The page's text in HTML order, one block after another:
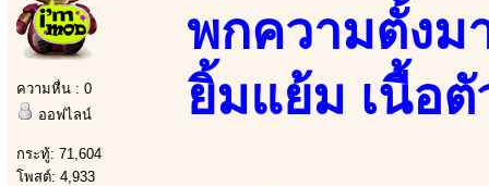
ความหื่น : 0
ออฟไลน์
กระทู้: 71,604
โพสต์: 4,933
พกความตั้งม
ยิ้มแย้ม เนื้อตั